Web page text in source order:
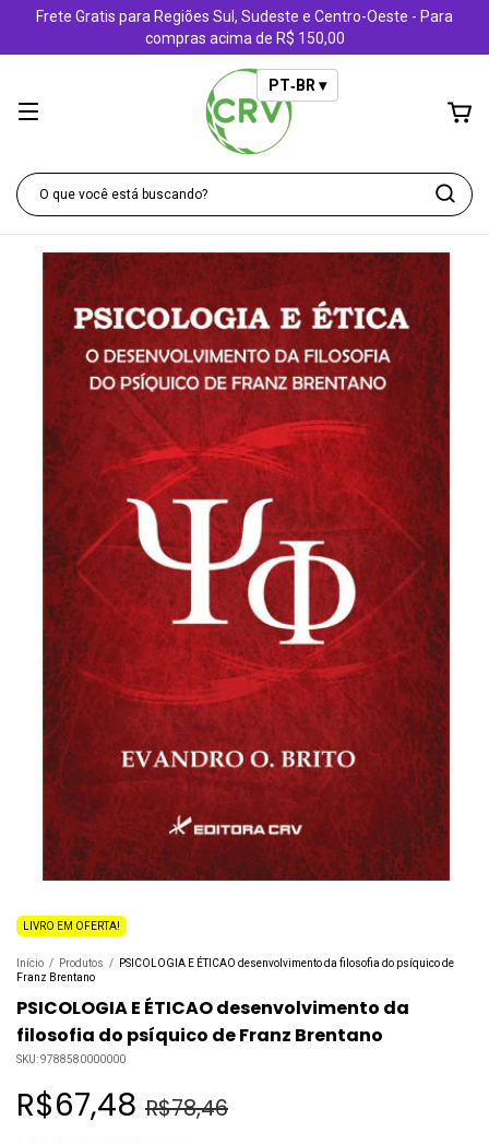
Frete Gratis para Regiões Sul, Sudeste e Centro-Oeste - Para
compras acima de R$ 150,00
PT‑BR ▾
LIVRO EM OFERTA!
Início / Produtos /
PSICOLOGIA E ÉTICAO desenvolvimento da filosofia do psíquico de
Franz Brentano
PSICOLOGIA E ÉTICAO desenvolvimento da
filosofia do psíquico de Franz Brentano
SKU:9788580000000
R$67,48 R$78,46